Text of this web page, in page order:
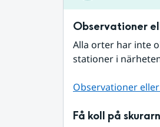
Observationer
Alla orter har inte
stationer i
Observationer
Få koll på